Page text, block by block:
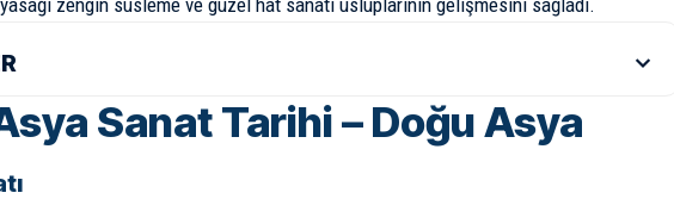
zengin süsleme ve güzel hat sanatı üsluplarının gelişmesini sağladı.
Sanat Tarihi – Doğu Asya